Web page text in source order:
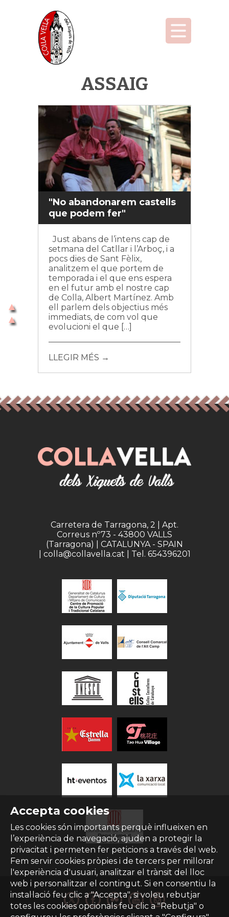
ASSAIG
"No abandonarem castells
que podem fer"
Just abans de l’intens cap de
setmana del Catllar i l’Arboç, i a
pocs dies de Sant Fèlix,
analitzem el que portem de
temporada i el que ens espera
en el futur amb el nostre cap
de Colla, Albert Martínez. Amb
ell parlem dels objectius més
immediats, de com vol que
evolucioni el que […]
LLEGIR MÉS →
Accepta cookies
Les cookies són importants perquè influeixen en
l’experiència de navegació, ajuden a protegir la
privacitat i permeten fer peticions a través del web.
Fem servir cookies pròpies i de tercers per millorar
l'experiència d'usuari, analitzar el trànsit del lloc
web i personalitzar el contingut. Si en consentiu la
instal·lació feu clic a "Accepta", si voleu rebutjar
totes les cookies opcionals feu clic a "Rebutja" o
Carretera de Tarragona, 2 | Apt.
Correus nº73 - 43800 VALLS
(Tarragona) | CATALUNYA - SPAIN
| colla@collavella.cat | Tel. 654396201